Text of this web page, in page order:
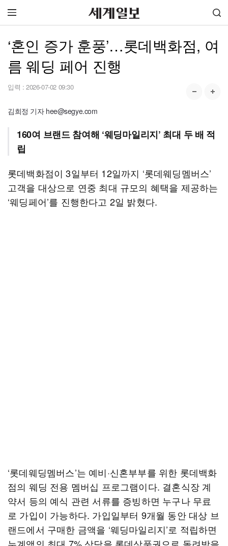
‘혼인 증가 훈풍’…롯데백화점, 여
름 웨딩 페어 진행
입력 : 2026-07-02 09:30
김희정 기자 hee@segye.com
160여 브랜드 참여해 ‘웨딩마일리지’ 최대 두 배 적
립
롯데백화점이 3일부터 12일까지 ‘롯데웨딩멤버스’
고객을 대상으로 연중 최대 규모의 혜택을 제공하는
‘웨딩페어’를 진행한다고 2일 밝혔다.
‘롯데웨딩멤버스’는 예비·신혼부부를 위한 롯데백화
점의 웨딩 전용 멤버십 프로그램이다. 결혼식장 계
약서 등의 예식 관련 서류를 증빙하면 누구나 무료
로 가입이 가능하다. 가입일부터 9개월 동안 대상 브
랜드에서 구매한 금액을 ‘웨딩마일리지’로 적립하면